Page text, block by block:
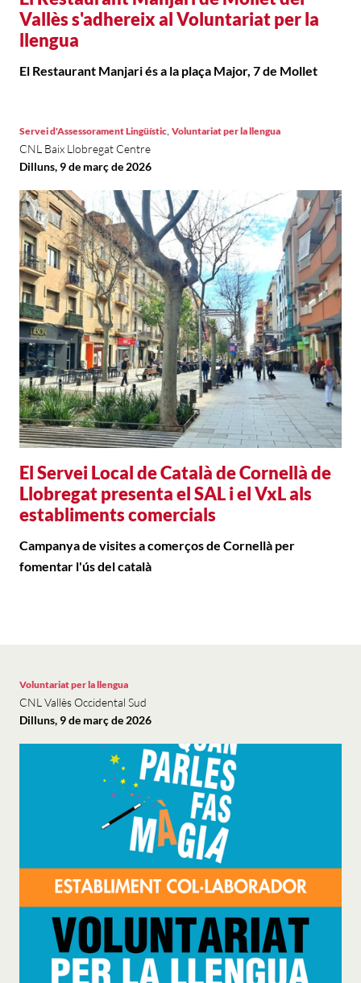
Vallès s'adhereix al Voluntariat per la
llengua
El Restaurant Manjari és a la plaça Major, 7 de Mollet
El Servei Local de Català de Cornellà de
Llobregat presenta el SAL i el VxL als
establiments comercials
Servei d'Assessorament Lingüístic, Voluntariat per la llengua
CNL Baix Llobregat Centre
Dilluns, 9 de març de 2026
Campanya de visites a comerços de Cornellà per
fomentar l'ús del català
Voluntariat per la llengua
CNL Vallès Occidental Sud
Dilluns, 9 de març de 2026